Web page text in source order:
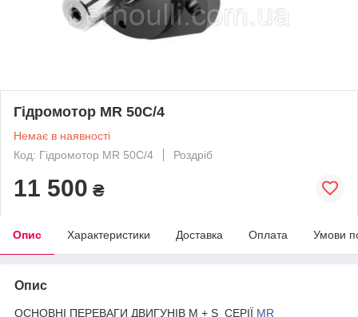
Гідромотор МR 50С/4
Немає в наявності
Код: Гідромотор МR 50C/4
Роздріб
11 500 ₴
Опис Характеристики Доставка Оплата Умови
Опис
ОСНОВНІ ПЕРЕВАГИ ДВИГУНІВ M + S СЕРІЇ МR